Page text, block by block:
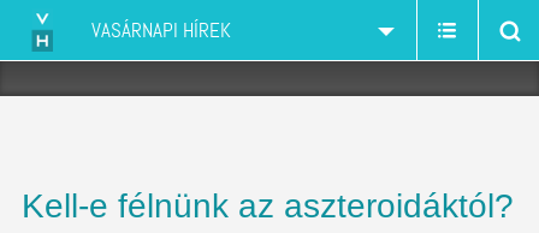
VASÁRNAPI HÍREK
Kell-e félnünk az aszteroidáktól?